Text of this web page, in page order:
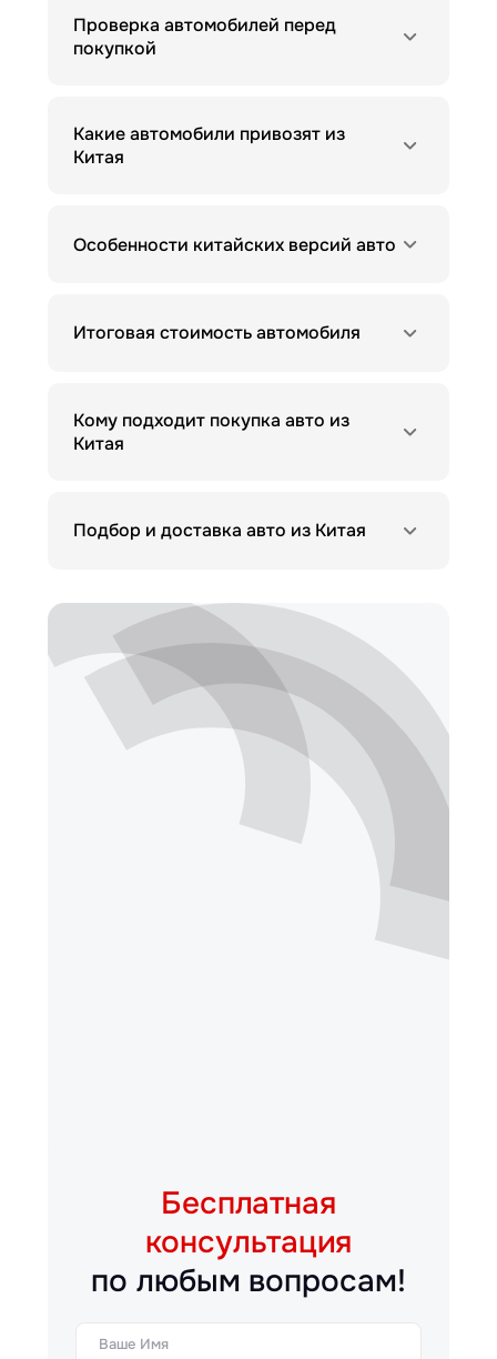
Проверка автомобилей перед
покупкой
Какие автомобили привозят из
Китая
Особенности китайских версий авто
Итоговая стоимость автомобиля
Кому подходит покупка авто из
Китая
Подбор и доставка авто из Китая
Бесплатная
консультация
по любым вопросам!
Ваше Имя